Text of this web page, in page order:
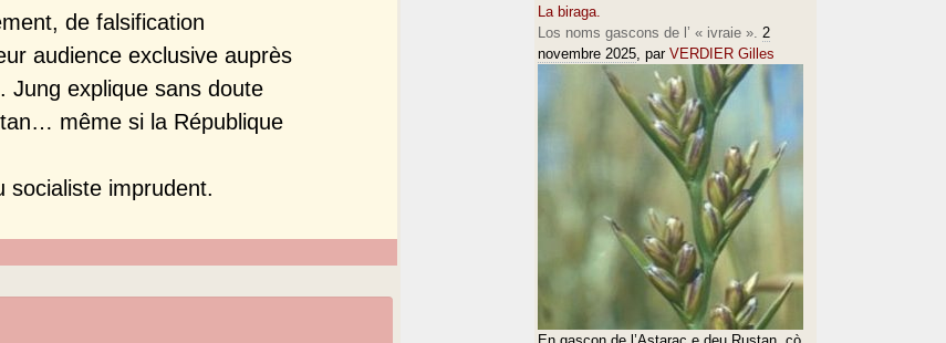
de falsification
audience exclusive auprès
Jung explique sans doute
même si la République
socialiste imprudent.
La biraga.
Los noms gascons de l’ « ivraie ». 2
novembre 2025, par VERDIER Gilles